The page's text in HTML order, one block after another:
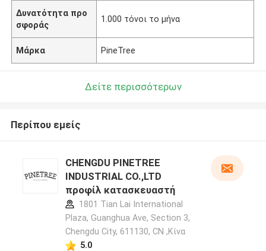
Δυνατότητα προ
σφοράς
1.000 τόνοι το μήνα
Μάρκα PineTree
Δείτε περισσότερων
Περίπου εμείς
CHENGDU PINETREE
INDUSTRIAL CO.,LTD
προφίλ κατασκευαστή
1801 Tian Lai International
Plaza, Guanghua Ave, Section 3,
Chengdu City, 611130, CN ,Κίνα
5.0